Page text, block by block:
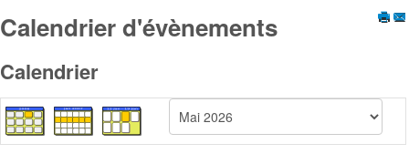
Calendrier d'évènements
Calendrier